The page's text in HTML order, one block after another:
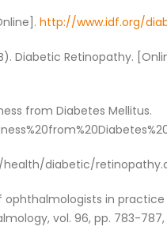
http://www.idf.org/
Diabetic Retinopathy.
from Diabetes Mellitus.
health/diabetic/
ophthalmologists in
vol. 96, pp. 783-787,